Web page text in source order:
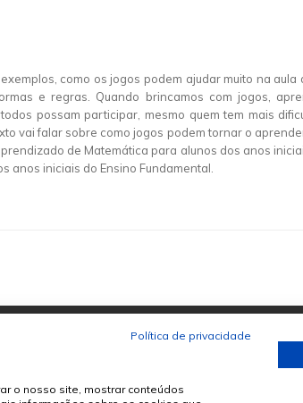
como os jogos podem ajudar muito na
e regras. Quando brincamos com jogos,
possam participar, mesmo quem tem mais
vai falar sobre como jogos podem tornar o
de Matemática para alunos dos anos
anos iniciais do Ensino Fundamental.
Política de privacidade
o nosso site, mostrar conteúdos